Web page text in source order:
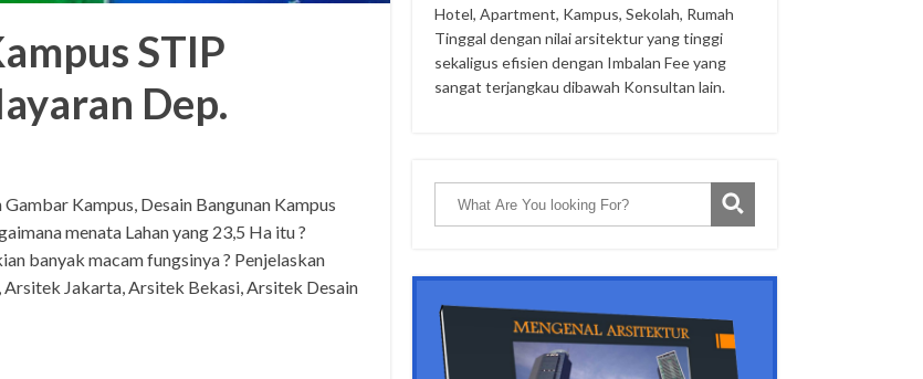
STIP
Dep.
Kampus, Desain Bangunan Kampus
menata Lahan yang 23,5 Ha itu ?
banyak macam fungsinya ? Penjelaskan
Arsitek Jakarta, Arsitek Bekasi, Arsitek Desain
Hotel, Apartment, Kampus, Sekolah, Rumah
Tinggal dengan nilai arsitektur yang tinggi
sekaligus efisien dengan Imbalan Fee yang
sangat terjangkau dibawah Konsultan lain.